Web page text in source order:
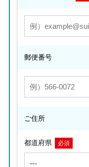
郵便番号
ご住所
都道府県 必須